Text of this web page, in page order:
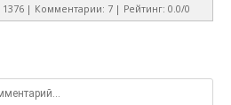
1376 | Комментарии: 7 | Рейтинг: 0.0/0